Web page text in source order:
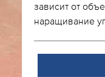
зависит от
наращивание